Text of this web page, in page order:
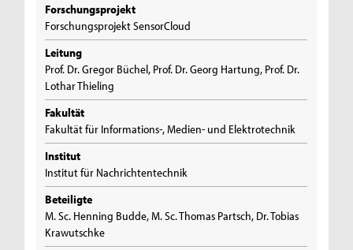
Forschungsprojekt
Forschungsprojekt SensorCloud
Leitung
Prof. Dr. Gregor Büchel, Prof. Dr. Georg Hartung, Prof. Dr.
Lothar Thieling
Fakultät
Fakultät für Informations-, Medien- und Elektrotechnik
Institut
Institut für Nachrichtentechnik
Beteiligte
M. Sc. Henning Budde, M. Sc. Thomas Partsch, Dr. Tobias
Krawutschke